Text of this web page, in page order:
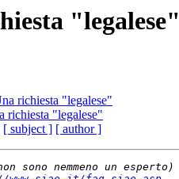
"legalese"
richiesta "legalese"
richiesta "legalese"
[ subject ] [ author ]